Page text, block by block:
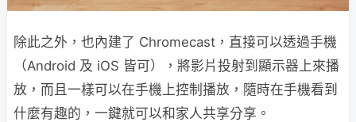
除此之外，也內建了 Chromecast，直接可以透過手機
（Android 及 iOS 皆可），將影片投射到顯示器上來播
放，而且一樣可以在手機上控制播放，隨時在手機看到
什麼有趣的，一鍵就可以和家人共享分享。